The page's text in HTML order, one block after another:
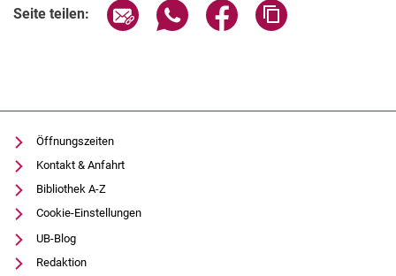
Seite teilen: Seite über E-Mail teilen
Seite über WhatsApp teilen
Seite über Facebook
Öffnungszeiten
Kontakt & Anfahrt
Bibliothek A-Z
Cookie-Einstellungen
UB-Blog
Redaktion